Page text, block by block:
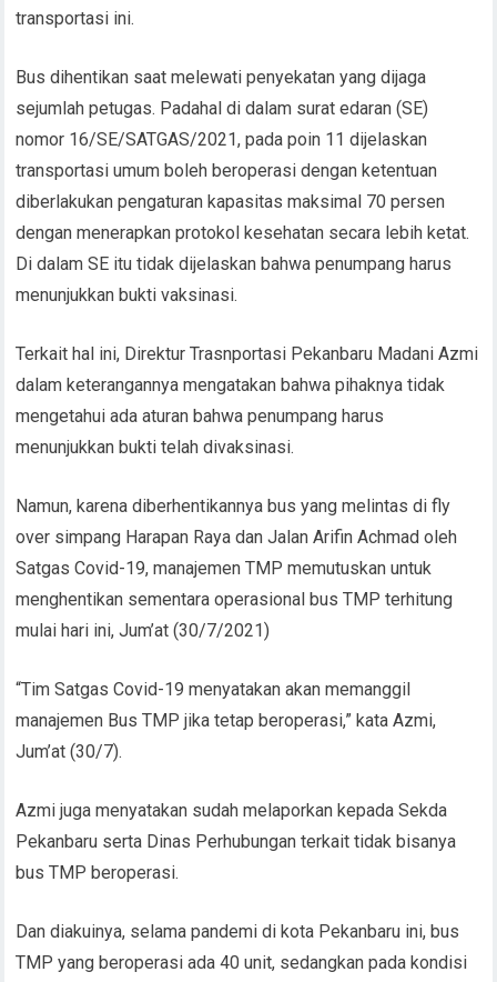
transportasi ini.
Bus dihentikan saat melewati penyekatan yang dijaga
sejumlah petugas. Padahal di dalam surat edaran (SE)
nomor 16/SE/SATGAS/2021, pada poin 11 dijelaskan
transportasi umum boleh beroperasi dengan ketentuan
diberlakukan pengaturan kapasitas maksimal 70 persen
dengan menerapkan protokol kesehatan secara lebih ketat.
Di dalam SE itu tidak dijelaskan bahwa penumpang harus
menunjukkan bukti vaksinasi.
Terkait hal ini, Direktur Trasnportasi Pekanbaru Madani Azmi
dalam keterangannya mengatakan bahwa pihaknya tidak
mengetahui ada aturan bahwa penumpang harus
menunjukkan bukti telah divaksinasi.
Namun, karena diberhentikannya bus yang melintas di fly
over simpang Harapan Raya dan Jalan Arifin Achmad oleh
Satgas Covid-19, manajemen TMP memutuskan untuk
menghentikan sementara operasional bus TMP terhitung
mulai hari ini, Jum’at (30/7/2021)
“Tim Satgas Covid-19 menyatakan akan memanggil
manajemen Bus TMP jika tetap beroperasi,” kata Azmi,
Jum’at (30/7).
Azmi juga menyatakan sudah melaporkan kepada Sekda
Pekanbaru serta Dinas Perhubungan terkait tidak bisanya
bus TMP beroperasi.
Dan diakuinya, selama pandemi di kota Pekanbaru ini, bus
TMP yang beroperasi ada 40 unit, sedangkan pada kondisi